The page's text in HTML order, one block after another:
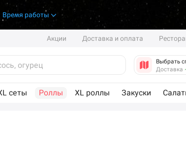
Время работы
Акции Доставка и оплата
Выбрать
Доставка
сеты Роллы XL роллы Закуски